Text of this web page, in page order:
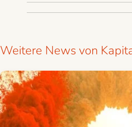
Weitere News von